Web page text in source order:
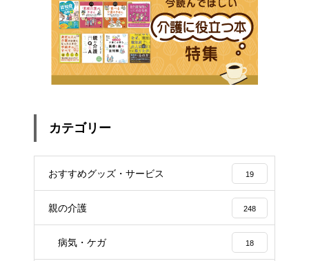
カテゴリー
おすすめグッズ・サービス 19
親の介護 248
病気・ケガ 18